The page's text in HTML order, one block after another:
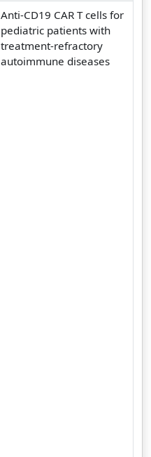
Anti-CD19 CAR T cells for
pediatric patients with
treatment-refractory
autoimmune diseases